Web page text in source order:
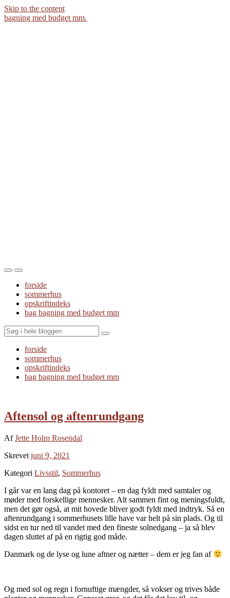
Skip to the content
bagning med budget mm.
Toggle
mobile
menu
Toggle
the
search
field
forside
sommerhus
opskriftindeks
bag bagning med budget mm
Search
forside
sommerhus
opskriftindeks
bag bagning med budget mm
Aftensol og aftenrundgang
AfJette Holm Rosendal
Skrevet juni 9, 2021
Kategori Livsstil, Sommerhus
I går var en lang dag på kontoret – en dag fyldt med samtaler og
møder med forskellige mennesker. Alt sammen fint og meningsfuldt,
men det gør også, at mit hovede bliver godt fyldt med indtryk. Så en
aftenrundgang i sommerhusets lille have var helt på sin plads. Og til
sidst en tur ned til vandet med den fineste solnedgang – ja så blev
dagen sluttet af på en rigtig god måde.
Danmark og de lyse og lune aftner og nætter – dem er jeg fan af
Og med sol og regn i fornuftige mængder, så vokser og trives både